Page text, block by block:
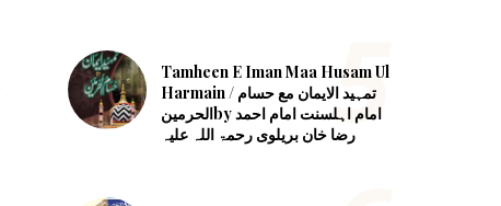
Tamheen E Iman Maa Husam Ul
Harmain ‎/ تمہید الایمان مع حسام
الحرمینby ‎امام اہلسنت امام احمد
رضا خان بریلوی رحمۃ اللہ علیہ